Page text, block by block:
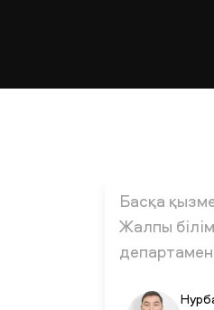
Басқа
Жалпы